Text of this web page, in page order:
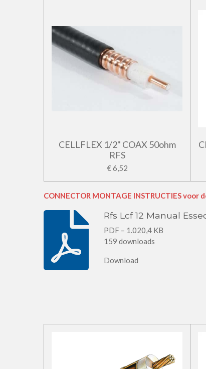
CELLFLEX 1/2" COAX 50ohm
RFS
€ 6,52
CONNECTOR MONTAGE INSTRUCTIES voor
Rfs Lcf 12 Manual
PDF – 1.020,4 KB
159 downloads
Download